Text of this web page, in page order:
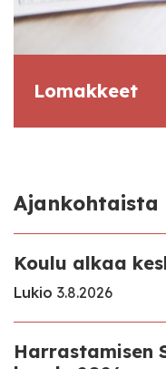
Lomakkeet
Ajankohtaista
Koulu alkaa
Lukio 3.8.2026
Harrastamisen